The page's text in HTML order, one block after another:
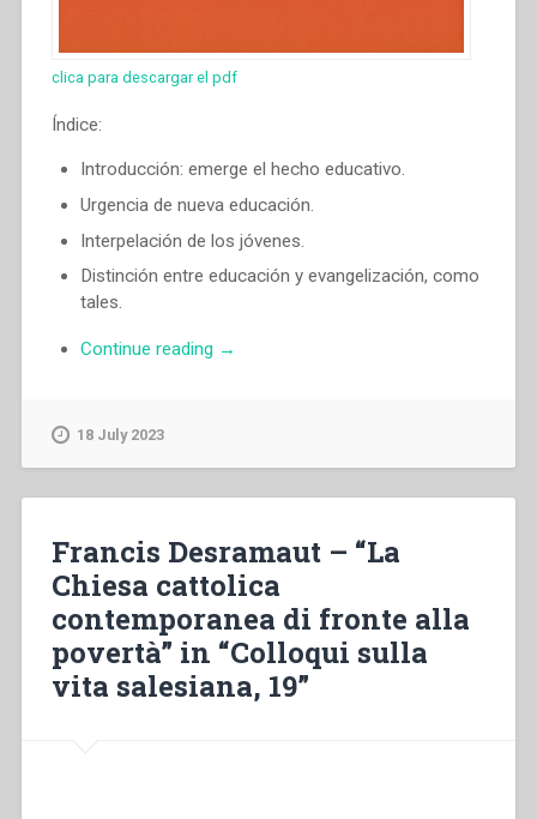
clica para descargar el pdf
Índice:
Introducción: emerge el hecho educativo.
Urgencia de nueva educación.
Interpelación de los jóvenes.
Distinción entre educación y evangelización, como
tales.
Continue reading “Egidio
→
18 July 2023
Francis Desramaut – “La
Chiesa cattolica
contemporanea di fronte alla
povertà” in “Colloqui sulla
vita salesiana, 19”